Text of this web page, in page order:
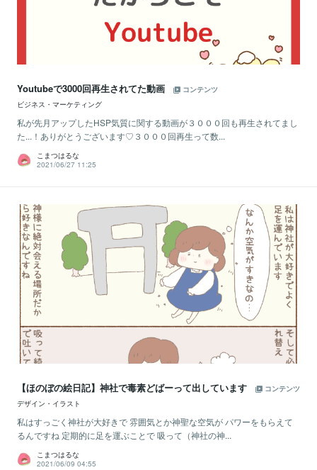
Youtubeで3000回再生されてた動画
コンテンツ
ビジネス・マーケティング
私が先月アップしたHSP気質に関する動画が３０００回も再生されてまし
た...！ありがとうございます♡３０００回再生って数...
こまつはるな
2021/06/27 11:25
【ほのぼの絵日記】神社で毒素どばーって出しています
コンテンツ
デザイン・イラスト
私はすっごく神社が大好きで 雰囲気とか神聖な空気が パワーをもらえて
るんですね 定期的に足を運ぶことで 吸って（神社の神...
こまつはるな
2021/06/09 04:55